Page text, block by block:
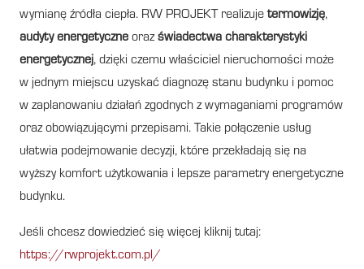
wymianę źródła ciepła. RW PROJEKT realizuje termowizję,
audyty energetyczne oraz świadectwa charakterystyki
energetycznej, dzięki czemu właściciel nieruchomości może
w jednym miejscu uzyskać diagnozę stanu budynku i pomoc
w zaplanowaniu działań zgodnych z wymaganiami programów
oraz obowiązującymi przepisami. Takie połączenie usług
ułatwia podejmowanie decyzji, które przekładają się na
wyższy komfort użytkowania i lepsze parametry energetyczne
budynku.
Jeśli chcesz dowiedzieć się więcej kliknij tutaj:
https://rwprojekt.com.pl/